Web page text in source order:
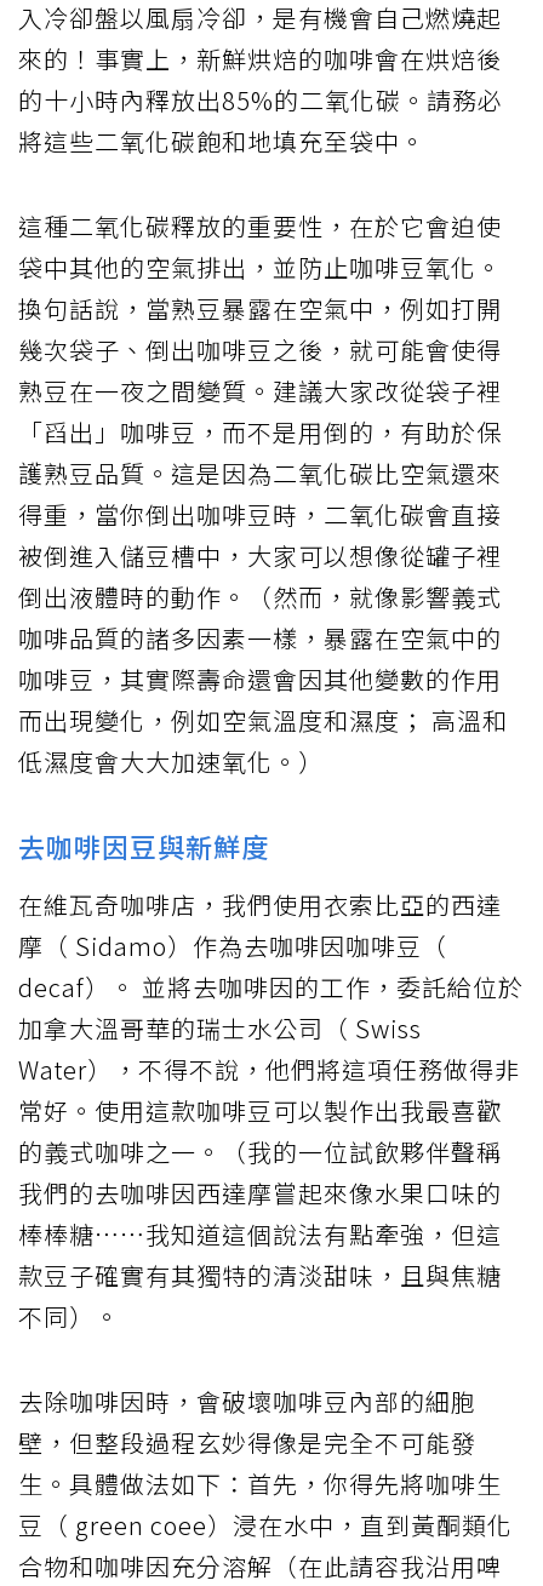
入冷卻盤以風扇冷卻，是有機會自己燃燒起
來的！事實上，新鮮烘焙的咖啡會在烘焙後
的十小時內釋放出85%的二氧化碳。請務必
將這些二氧化碳飽和地填充至袋中。
這種二氧化碳釋放的重要性，在於它會迫使
袋中其他的空氣排出，並防止咖啡豆氧化。
換句話說，當熟豆暴露在空氣中，例如打開
幾次袋子、倒出咖啡豆之後，就可能會使得
熟豆在一夜之間變質。建議大家改從袋子裡
「舀出」咖啡豆，而不是用倒的，有助於保
護熟豆品質。這是因為二氧化碳比空氣還來
得重，當你倒出咖啡豆時，二氧化碳會直接
被倒進入儲豆槽中，大家可以想像從罐子裡
倒出液體時的動作。（然而，就像影響義式
咖啡品質的諸多因素一樣，暴露在空氣中的
咖啡豆，其實際壽命還會因其他變數的作用
而出現變化，例如空氣溫度和濕度； 高溫和
低濕度會大大加速氧化。）
去咖啡因豆與新鮮度
在維瓦奇咖啡店，我們使用衣索比亞的西達
摩（ Sidamo）作為去咖啡因咖啡豆（
decaf）。 並將去咖啡因的工作，委託給位於
加拿大溫哥華的瑞士水公司（ Swiss
Water），不得不說，他們將這項任務做得非
常好。使用這款咖啡豆可以製作出我最喜歡
的義式咖啡之一。（我的一位試飲夥伴聲稱
我們的去咖啡因西達摩嘗起來像水果口味的
棒棒糖⋯⋯我知道這個說法有點牽強，但這
款豆子確實有其獨特的清淡甜味，且與焦糖
不同）。
去除咖啡因時，會破壞咖啡豆內部的細胞
壁，但整段過程玄妙得像是完全不可能發
生。具體做法如下：首先，你得先將咖啡生
豆（ green coee）浸在水中，直到黃酮類化
合物和咖啡因充分溶解（在此請容我沿用啤